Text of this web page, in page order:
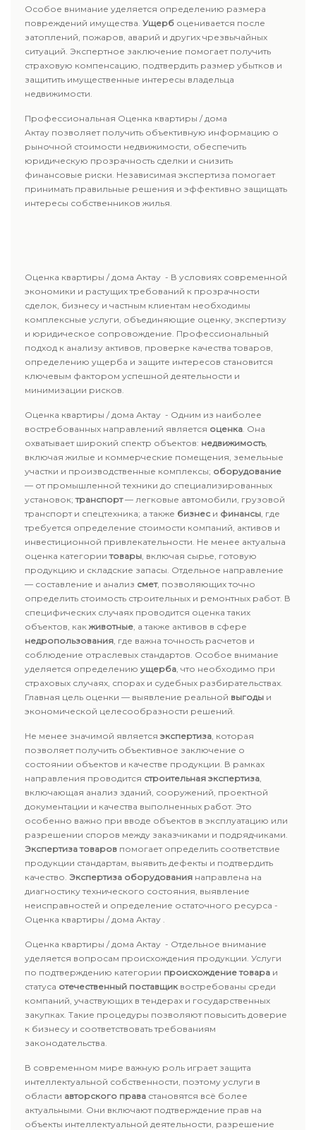
Особое внимание уделяется определению размера
повреждений имущества. Ущерб оценивается после
затоплений, пожаров, аварий и других чрезвычайных
ситуаций. Экспертное заключение помогает получить
страховую компенсацию, подтвердить размер убытков и
защитить имущественные интересы владельца
недвижимости.
Профессиональная Оценка квартиры / дома
Актау позволяет получить объективную информацию о
рыночной стоимости недвижимости, обеспечить
юридическую прозрачность сделки и снизить
финансовые риски. Независимая экспертиза помогает
принимать правильные решения и эффективно защищать
интересы собственников жилья.
Оценка квартиры / дома Актау - В условиях современной
экономики и растущих требований к прозрачности
сделок, бизнесу и частным клиентам необходимы
комплексные услуги, объединяющие оценку, экспертизу
и юридическое сопровождение. Профессиональный
подход к анализу активов, проверке качества товаров,
определению ущерба и защите интересов становится
ключевым фактором успешной деятельности и
минимизации рисков.
Оценка квартиры / дома Актау - Одним из наиболее
востребованных направлений является оценка. Она
охватывает широкий спектр объектов: недвижимость,
включая жилые и коммерческие помещения, земельные
участки и производственные комплексы; оборудование
— от промышленной техники до специализированных
установок;транспорт— легковые автомобили, грузовой
транспорт и спецтехника; а также бизнес и финансы, где
требуется определение стоимости компаний, активов и
инвестиционной привлекательности. Не менее актуальна
оценка категориитовары, включая сырье, готовую
продукцию и складские запасы. Отдельное направление
— составление и анализ смет, позволяющих точно
определить стоимость строительных и ремонтных работ. В
специфических случаях проводится оценка таких
объектов, какживотные, а также активов в сфере
недропользования, где важна точность расчетов и
соблюдение отраслевых стандартов. Особое внимание
уделяется определению ущерба, что необходимо при
страховых случаях, спорах и судебных разбирательствах.
Главная цель оценки — выявление реальной выгоды и
экономической целесообразности решений.
Не менее значимой является экспертиза, которая
позволяет получить объективное заключение о
состоянии объектов и качестве продукции. В рамках
направления проводится строительная экспертиза,
включающая анализ зданий, сооружений, проектной
документации и качества выполненных работ. Это
особенно важно при вводе объектов в эксплуатацию или
разрешении споров между заказчиками и подрядчиками.
Экспертиза товаров помогает определить соответствие
продукции стандартам, выявить дефекты и подтвердить
качество. Экспертиза оборудования направлена на
диагностику технического состояния, выявление
неисправностей и определение остаточного ресурса -
Оценка квартиры / дома Актау .
Оценка квартиры / дома Актау - Отдельное внимание
уделяется вопросам происхождения продукции. Услуги
по подтверждению категории происхождение товара и
статуса отечественный поставщик востребованы среди
компаний, участвующих в тендерах и государственных
закупках. Такие процедуры позволяют повысить доверие
к бизнесу и соответствовать требованиям
законодательства.
В современном мире важную роль играет защита
интеллектуальной собственности, поэтому услуги в
области авторского права становятся всё более
актуальными. Они включают подтверждение прав на
объекты интеллектуальной деятельности, разрешение